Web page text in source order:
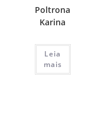
Poltrona
Karina
Leia
mais